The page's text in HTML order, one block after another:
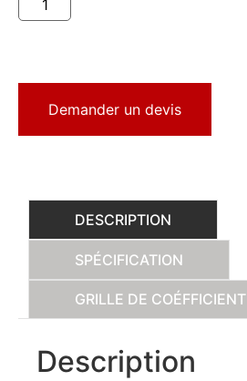
Demander un devis
DESCRIPTION
SPÉCIFICATION
GRILLE DE COÉFFICIENT
Description